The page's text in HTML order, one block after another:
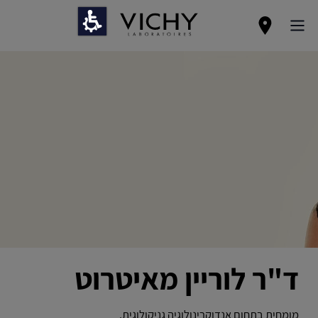
ד"ר לוריין מאיטרוט
מומחית בתחום אנדוקרינולוגיה גניקולוגית.